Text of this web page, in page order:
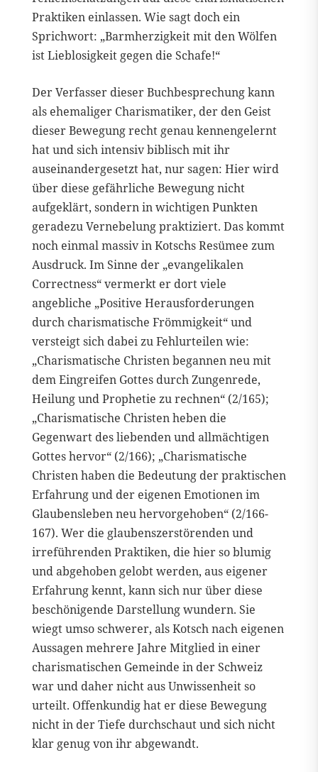
Praktiken einlassen. Wie sagt doch ein
Sprichwort: „Barmherzigkeit mit den Wölfen
ist Lieblosigkeit gegen die Schafe!“
Der Verfasser dieser Buchbesprechung kann
als ehemaliger Charismatiker, der den Geist
dieser Bewegung recht genau kennengelernt
hat und sich intensiv biblisch mit ihr
auseinandergesetzt hat, nur sagen: Hier wird
über diese gefährliche Bewegung nicht
aufgeklärt, sondern in wichtigen Punkten
geradezu Vernebelung praktiziert. Das kommt
noch einmal massiv in Kotschs Resümee zum
Ausdruck. Im Sinne der „evangelikalen
Correctness“ vermerkt er dort viele
angebliche „Positive Herausforderungen
durch charismatische Frömmigkeit“ und
versteigt sich dabei zu Fehlurteilen wie:
„Charismatische Christen begannen neu mit
dem Eingreifen Gottes durch Zungenrede,
Heilung und Prophetie zu rechnen“ (2/165);
„Charismatische Christen heben die
Gegenwart des liebenden und allmächtigen
Gottes hervor“ (2/166); „Charismatische
Christen haben die Bedeutung der praktischen
Erfahrung und der eigenen Emotionen im
Glaubensleben neu hervorgehoben“ (2/166-
167). Wer die glaubenszerstörenden und
irreführenden Praktiken, die hier so blumig
und abgehoben gelobt werden, aus eigener
Erfahrung kennt, kann sich nur über diese
beschönigende Darstellung wundern. Sie
wiegt umso schwerer, als Kotsch nach eigenen
Aussagen mehrere Jahre Mitglied in einer
charismatischen Gemeinde in der Schweiz
war und daher nicht aus Unwissenheit so
urteilt. Offenkundig hat er diese Bewegung
nicht in der Tiefe durchschaut und sich nicht
klar genug von ihr abgewandt.